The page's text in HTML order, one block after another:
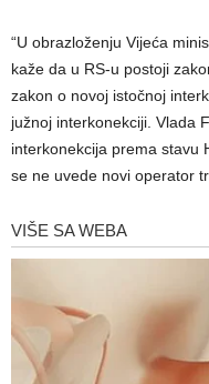
“U obrazloženju Vijeća
kaže da u RS-u postoji
zakon o novoj istočnoj
južnoj interkonekciji. Vlada
interkonekcija prema stavu
se ne uvede novi operator